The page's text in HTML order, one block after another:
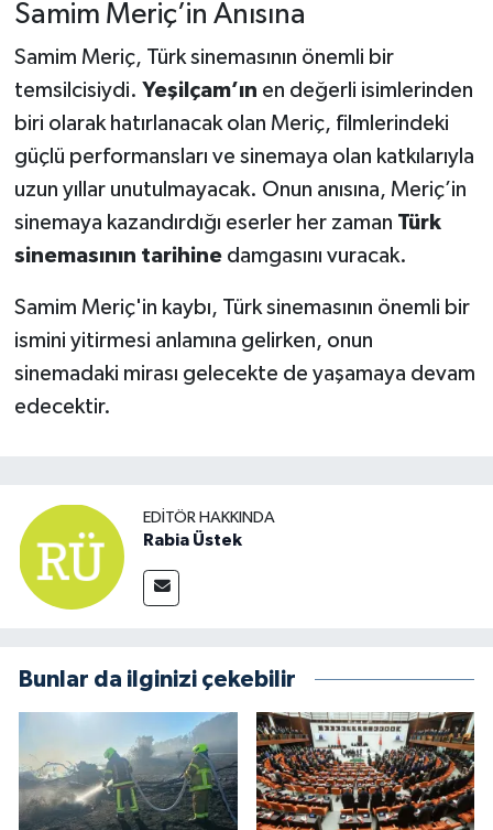
Samim Meriç’in Anısına
Samim Meriç, Türk sinemasının önemli bir
temsilcisiydi. Yeşilçam’ın en değerli isimlerinden
biri olarak hatırlanacak olan Meriç, filmlerindeki
güçlü performansları ve sinemaya olan katkılarıyla
uzun yıllar unutulmayacak. Onun anısına, Meriç’in
sinemaya kazandırdığı eserler her zaman Türk
sinemasının tarihinedamgasını vuracak.
Samim Meriç'in kaybı, Türk sinemasının önemli bir
ismini yitirmesi anlamına gelirken, onun
sinemadaki mirası gelecekte de yaşamaya devam
edecektir.
EDITÖR HAKKINDA
Rabia Üstek
Bunlar da ilginizi çekebilir